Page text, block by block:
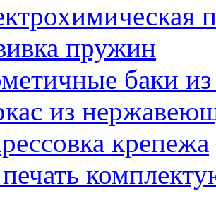
пружин
баки
из
крепежа